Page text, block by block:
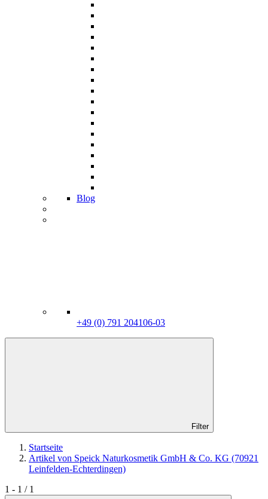
Blog
+49 (0) 791 204106-03
Filter
Startseite
Artikel von Speick Naturkosmetik GmbH & Co. KG (70921
Leinfelden-Echterdingen)
1 - 1 / 1